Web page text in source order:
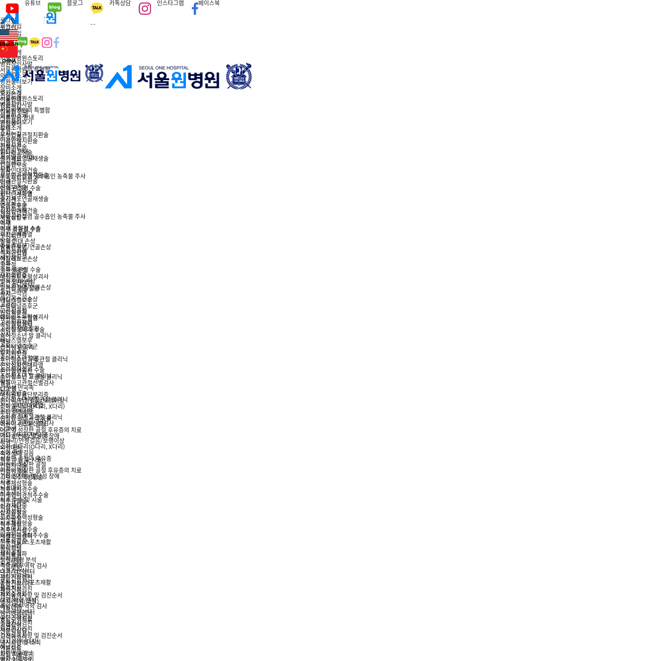
유튜브 블로그 카톡상담 인스타그램
페이스북
로그인
회원가입
병원소개
서울원병원스토리
병원장인사말
서울원병원의 특별함
의료진소개
병원둘러보기
장비소개
오시는길
이용안내
진료시간
입퇴원 안내
서류발급 안내
관절센터
무릎
로봇인공관절치환술
인공관절치환술
관절보존술
휜다리교정술
줄기세포연골재생술
연골판수술
십자인대재건술
무릎골관절염 골수흡인 농축물 주사
어깨
어깨 관절경 수술
회전근개파열
오십견
충돌증후군
석회성건염
재발성탈구
족부
족부∙족관절 수술
무지외반증
발목 인대 손상
발목관절염/연골손상
족저근막염
아킬레스건손상
고관절
고관절골절
대퇴골두무혈성괴사
고관절관절염
고관절 염증질환
상지
테니스엘보우
손목터널증후군
방아쇠수지
류마티스관절염
소아정형센터
소아정형외과 수술
소아청소년 발 클리닉
평발
선천성 만곡족
무지외반증
소아청소년 무릎관절 클리닉
전방십자인대파열
원반형연골판
소아청소년 고관절 클리닉
영유아고관절선별검사
LCP병
대퇴골두골단분리증
휜다리/안짱걸음/보행이상
소아 휜다리(O다리, X다리)
소아 안짱걸음
성장판 골절과 후유증
어린이 성장판 골절
어린이 성장판 골절 후유증의 치료
기타 선천성/발달성 장애
사경
뇌성마비
척추센터
척추 수술 및 시술
신경차단술
신경성형술
고주파수핵성형술
척추체성형술
척추내시경수술
미세현미경척추수술
척추유합술
외상센터
상지골절
하지골절
척추골절
스포츠손상
재활치료센터
운동치료/스포츠재활
물리치료
체외충격파
보행/체형 분석
족압/족부역학 검사
내과/검진센터
공단건강검진
종합건강검진
채용건강검진
검진유의사항 및 검진순서
내시경(위/대장)
예방접종
성인병클리닉
영양수액치료
로그인
회원가입
병원소개
서울원병원스토리
병원장인사말
서울원병원의 특별함
의료진소개
병원둘러보기
장비소개
오시는길
이용안내
진료시간
입퇴원 안내
서류발급 안내
관절센터
무릎
로봇인공관절치환술
인공관절치환술
관절보존술
휜다리교정술
줄기세포연골재생술
연골판수술
십자인대재건술
무릎골관절염 골수흡인 농축물 주사
어깨
어깨 관절경 수술
회전근개파열
오십견
충돌증후군
석회성건염
재발성탈구
족부
족부∙족관절 수술
무지외반증
발목 인대 손상
발목관절염/연골손상
족저근막염
아킬레스건손상
고관절
고관절골절
대퇴골두무혈성괴사
고관절관절염
고관절 염증질환
상지
테니스엘보우
손목터널증후군
방아쇠수지
류마티스관절염
소아정형센터
소아정형외과 수술
소아청소년 발 클리닉
평발
선천성 만곡족
무지외반증
소아청소년 무릎관절 클리닉
전방십자인대파열
원반형연골판
소아청소년 고관절 클리닉
영유아고관절선별검사
LCP병
대퇴골두골단분리증
휜다리/안짱걸음/보행이상
소아 휜다리(O다리, X다리)
소아 안짱걸음
성장판 골절과 후유증
어린이 성장판 골절
어린이 성장판 골절 후유증의 치료
기타 선천성/발달성 장애
사경
뇌성마비
척추센터
척추 수술 및 시술
신경차단술
신경성형술
고주파수핵성형술
척추체성형술
척추내시경수술
미세현미경척추수술
척추유합술
외상센터
상지골절
하지골절
척추골절
스포츠손상
재활치료센터
운동치료/스포츠재활
물리치료
체외충격파
보행/체형 분석
족압/족부역학 검사
내과/검진센터
공단건강검진
종합건강검진
채용건강검진
검진유의사항 및 검진순서
내시경(위/대장)
예방접종
성인병클리닉
영양수액치료
고객참여
전문의상담
고객의소리
공지사항 및 소식
언론보도
자필 치료후기